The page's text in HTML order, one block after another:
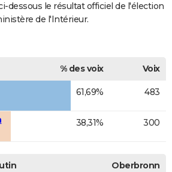
dessous le résultat officiel de l'élection
de l'Intérieur.
% des voix
Voix
61,69% 483
38,31% 300
Oberbronn